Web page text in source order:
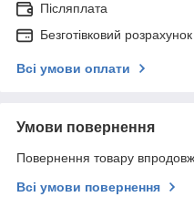
Післяплата
Безготівковий
Всі умови оплати
Умови повернення
Повернення товару
Всі умови повернення